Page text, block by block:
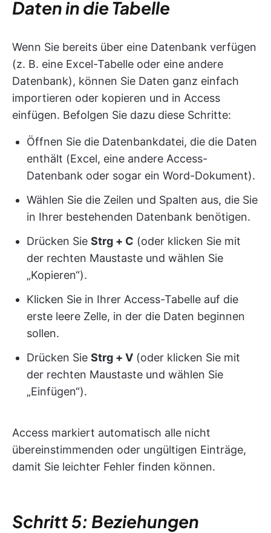
Daten in die Tabelle
Wenn Sie bereits über eine Datenbank verfügen
(z. B. eine Excel-Tabelle oder eine andere
Datenbank), können Sie Daten ganz einfach
importieren oder kopieren und in Access
einfügen. Befolgen Sie dazu diese Schritte:
Öffnen Sie die Datenbankdatei, die die Daten
enthält (Excel, eine andere Access-
Datenbank oder sogar ein Word-Dokument).
Wählen Sie die Zeilen und Spalten aus, die Sie
in Ihrer bestehenden Datenbank benötigen.
Drücken Sie Strg + C (oder klicken Sie mit
der rechten Maustaste und wählen Sie
„Kopieren“).
Klicken Sie in Ihrer Access-Tabelle auf die
erste leere Zelle, in der die Daten beginnen
sollen.
Drücken Sie Strg + V (oder klicken Sie mit
der rechten Maustaste und wählen Sie
„Einfügen“).
Access markiert automatisch alle nicht
übereinstimmenden oder ungültigen Einträge,
damit Sie leichter Fehler finden können.
Schritt 5: Beziehungen